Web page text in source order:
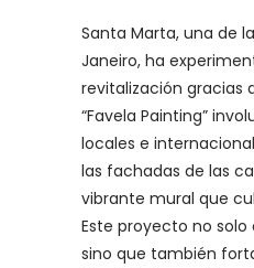
Santa Marta, una de
Janeiro, ha
revitalización gracias
“Favela Painting”
locales e
las fachadas de las
vibrante mural que
Este proyecto no
sino que también